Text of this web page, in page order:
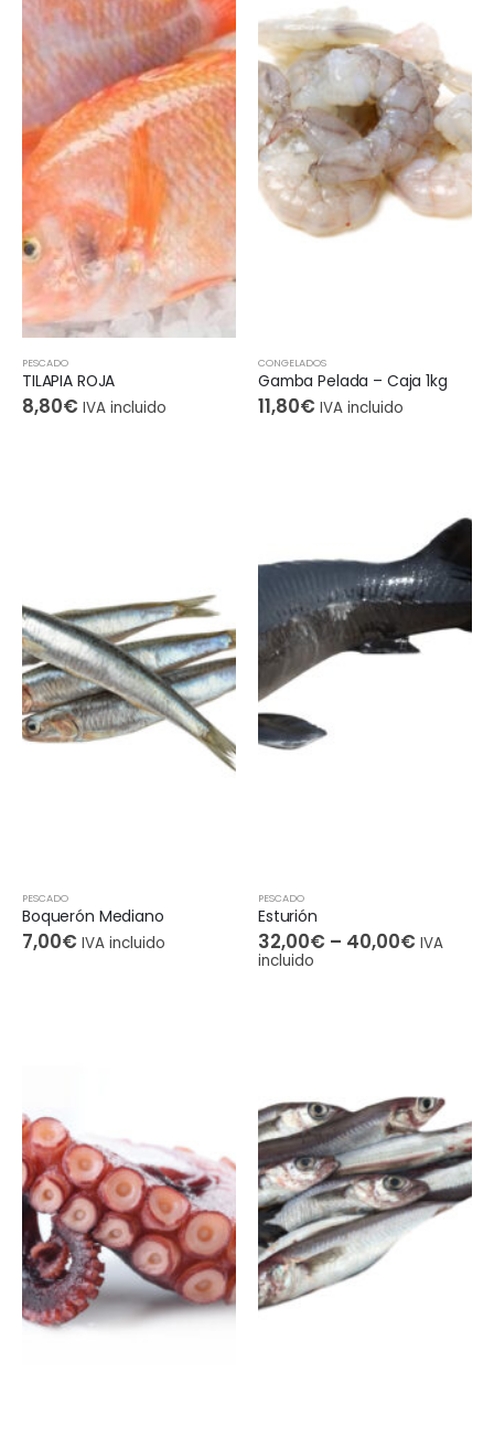
PESCADO
TILAPIA ROJA
8,80€ IVA incluido
CONGELADOS
Gamba Pelada – Caja 1kg
11,80€ IVA incluido
PESCADO
Boquerón Mediano
7,00€ IVA incluido
PESCADO
Esturión
32,00€ – 40,00€ IVA
incluido